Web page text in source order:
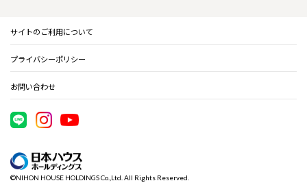
住まいのコラム
住まいのお手入れ集
会社概要
事業部紹介
IR情報
サイトのご利用について
プライバシーポリシー
お問い合わせ
©NIHON HOUSE HOLDINGS Co.,Ltd. All Rights Reserved.